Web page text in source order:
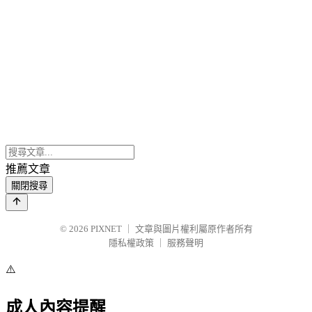
推薦文章
關閉搜尋
© 2026 PIXNET
文章與圖片權利屬原作者所有
隱私權政策
服務聲明
⚠️
成人內容提醒